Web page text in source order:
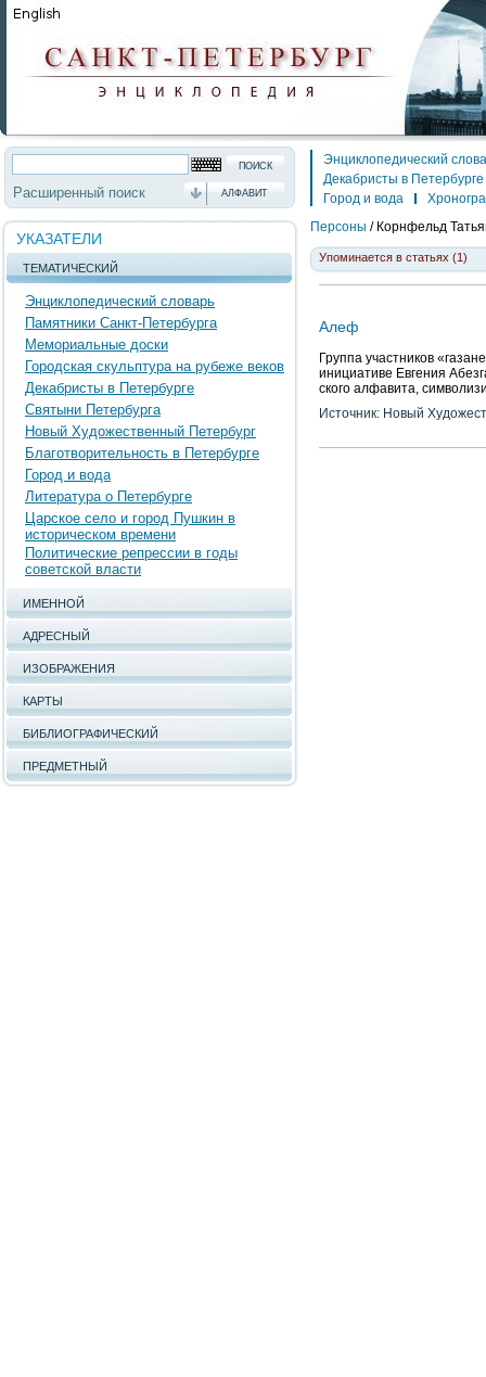
Расширенный поиск АЛФАВИТ
УКАЗАТЕЛИ
ТЕМАТИЧЕСКИЙ
Энциклопедический словарь
Памятники Санкт-Петербурга
Мемориальные доски
Городская скульптура на рубеже веков
Декабристы в Петербурге
Святыни Петербурга
Новый Художественный Петербург
Благотворительность в Петербурге
Город и вода
Литература о Петербурге
Царское село и город Пушкин в
историческом времени
Политические репрессии в годы
советской власти
ИМЕННОЙ
АДРЕСНЫЙ
ИЗОБРАЖЕНИЯ
КАРТЫ
БИБЛИОГРАФИЧЕСКИЙ
ПРЕДМЕТНЫЙ
Энциклопедический
Декабристы в Петербурге
Город и вода
Персоны / Корнфельд
Упоминается в статьях (1)
Алеф
Группа участников
инициативе Евгения
ского алфавита,
Источник: Новый